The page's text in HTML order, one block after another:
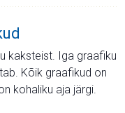
kaksteist. Iga graafiku
Kõik graafikud on
kohaliku aja järgi.